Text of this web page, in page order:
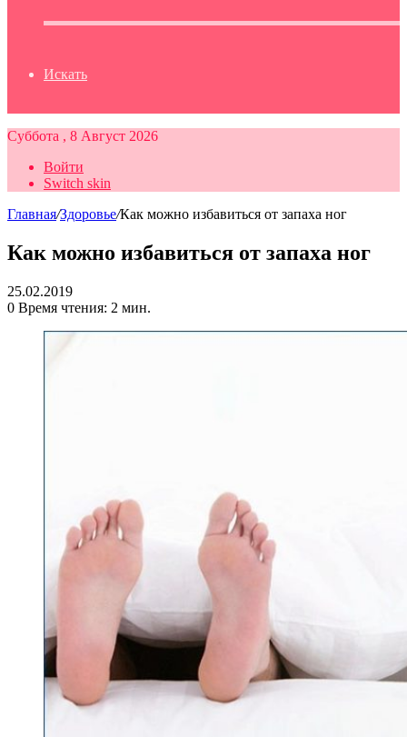
Искать
Суббота , 8 Август 2026
Войти
Switch skin
Главная/Здоровье/Как можно избавиться от запаха ног
Как можно избавиться от запаха ног
25.02.2019
0 Время чтения: 2 мин.